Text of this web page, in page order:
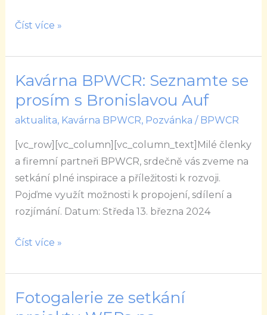
Číst více »
Kavárna BPWCR: Seznamte se
prosím s Bronislavou Auf
aktualita, Kavárna BPWCR, Pozvánka / BPWCR
[vc_row][vc_column][vc_column_text]Milé členky
a firemní partneři BPWCR, srdečně vás zveme na
setkání plné inspirace a příležitosti k rozvoji.
Pojďme využít možnosti k propojení, sdílení a
rozjímání. Datum: Středa 13. března 2024
Kavárna
BPWCR:
Seznamte
prosím
s
Bronislavou
Auf
Číst více »
Fotogalerie ze setkání
Fotogalerie
ze